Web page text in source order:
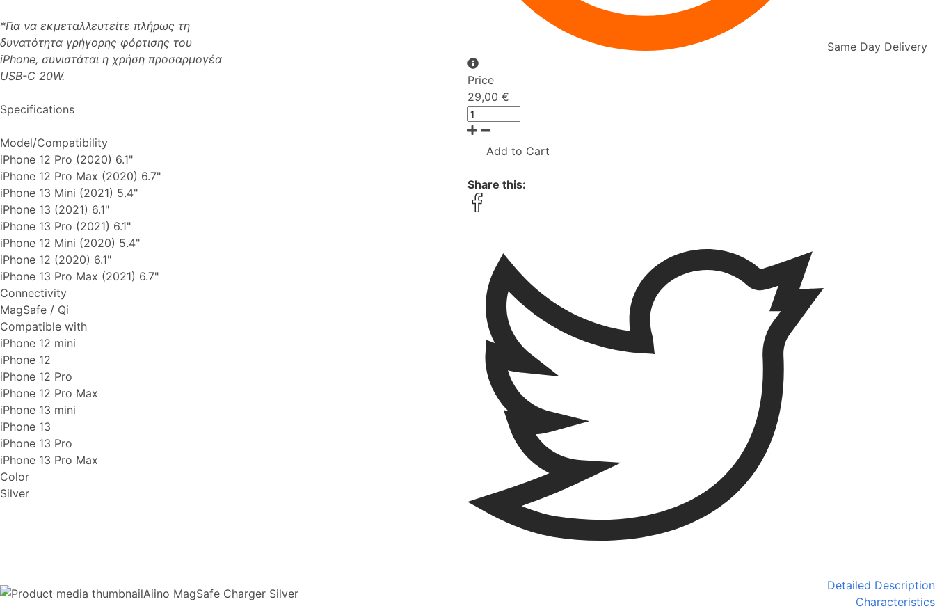
*Για να εκμεταλλευτείτε πλήρως τη
δυνατότητα γρήγορης φόρτισης του
iPhone, συνιστάται η χρήση προσαρμογέα
USB-C 20W.
Specifications
Model/Compatibility
iPhone 12 Pro (2020) 6.1"
iPhone 12 Pro Max (2020) 6.7"
iPhone 13 Mini (2021) 5.4"
iPhone 13 (2021) 6.1"
iPhone 13 Pro (2021) 6.1"
iPhone 12 Mini (2020) 5.4"
iPhone 12 (2020) 6.1"
iPhone 13 Pro Max (2021) 6.7"
Connectivity
MagSafe / Qi
Compatible with
iPhone 12 mini
iPhone 12
iPhone 12 Pro
iPhone 12 Pro Max
iPhone 13 mini
iPhone 13
iPhone 13 Pro
iPhone 13 Pro Max
Color
Silver
Same Day Delivery
Price
29,00 €
Add to Cart
Share this:
Aiino MagSafe Charger Silver
Detailed Description
Characteristics